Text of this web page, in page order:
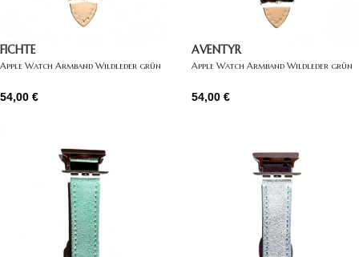
FICHTE
Apple Watch Armband Wildleder grün
54,00 €
AVENTYR
Apple Watch Armband Wildleder grün
54,00 €